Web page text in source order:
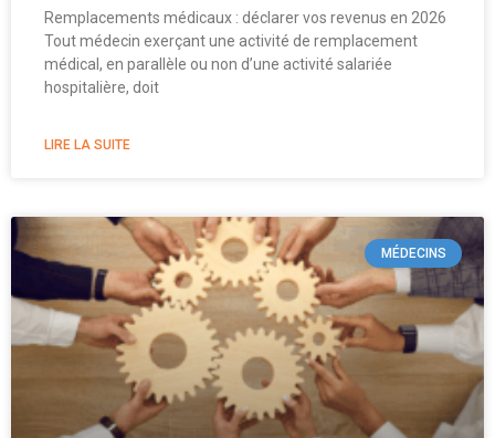
Remplacements médicaux : déclarer vos revenus en 2026
Tout médecin exerçant une activité de remplacement
médical, en parallèle ou non d’une activité salariée
hospitalière, doit
LIRE LA SUITE
MÉDECINS